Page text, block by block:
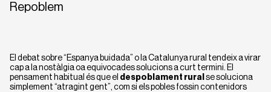
CAENES
Repoblem
El debat sobre “Espanya buidada” o la Catalunya rural tendeix a virar
cap a la nostàlgia oa equivocades solucions a curt termini. El
pensament habitual és que el despoblament rural se soluciona
simplement “atragint gent”, com si els pobles fossin contenidors